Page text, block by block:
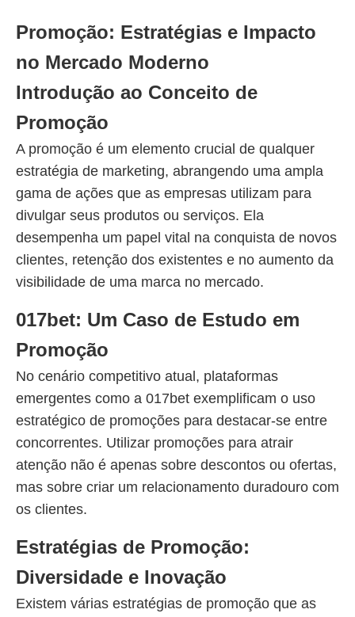
Promoção: Estratégias e Impacto
no Mercado Moderno
Introdução ao Conceito de
Promoção
A promoção é um elemento crucial de qualquer
estratégia de marketing, abrangendo uma ampla
gama de ações que as empresas utilizam para
divulgar seus produtos ou serviços. Ela
desempenha um papel vital na conquista de novos
clientes, retenção dos existentes e no aumento da
visibilidade de uma marca no mercado.
017bet: Um Caso de Estudo em
Promoção
No cenário competitivo atual, plataformas
emergentes como a 017bet exemplificam o uso
estratégico de promoções para destacar-se entre
concorrentes. Utilizar promoções para atrair
atenção não é apenas sobre descontos ou ofertas,
mas sobre criar um relacionamento duradouro com
os clientes.
Estratégias de Promoção:
Diversidade e Inovação
Existem várias estratégias de promoção que as